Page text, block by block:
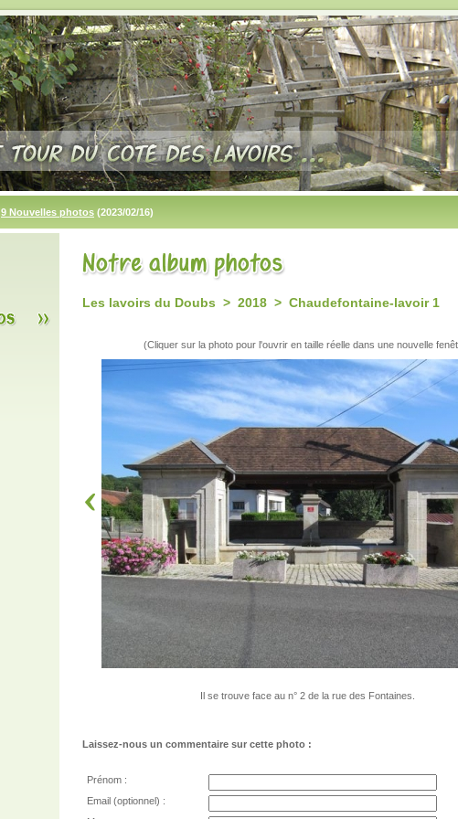
9 Nouvelles photos (2023/02/16)
Les lavoirs du Doubs > 2018 > Chaudefontaine-lavoir 1
(Cliquer sur la photo pour l'ouvrir en taille réelle dans une nouvelle
Il se trouve face au n° 2 de la rue des Fontaines.
Laissez-nous un commentaire sur cette photo :
Prénom :
Email (optionnel) :